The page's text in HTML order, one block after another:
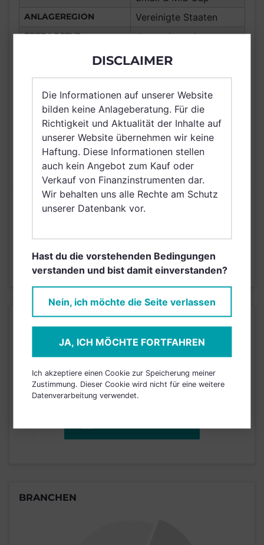
ANLAGEREGION Vereinigte Staaten
ERTRAGSTYP thesaurierend
USD
VERTRIEBSZULASSUNG
Macau, Deutschland,
Schweiz, Hong Kong,
Irland, Taiwan (Provinz
Chinas)
AUSGABEAUFSCHLAG N/A
MAX. LAUFENDE
KOSTEN
1,50%
Risikoeinstufung laut Anbieter (KID)
1 2 3 4 5 6 7
Stand 30.06.2020
KURSENTWICKLUNG
Einfach und kostenlos
registrieren, um dieses Feature
freizuschalten.
BRANCHEN
DISCLAIMER
Die Informationen auf unserer Website
bilden keine Anlageberatung. Für die
Richtigkeit und Aktualität der Inhalte auf
unserer Website übernehmen wir keine
Haftung. Diese Informationen stellen
auch kein Angebot zum Kauf oder
Verkauf von Finanzinstrumenten dar.
Wir behalten uns alle Rechte am Schutz
unserer Datenbank vor.
Hast du die vorstehenden Bedingungen
verstanden und bist damit einverstanden?
Nein, ich möchte die Seite verlassen
JA, ICH MÖCHTE FORTFAHREN
Ich akzeptiere einen Cookie zur Speicherung meiner
Zustimmung. Dieser Cookie wird nicht für eine weitere
Datenverarbeitung verwendet.